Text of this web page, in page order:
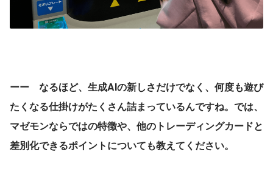
ーー　なるほど、生成AIの新しさだけでなく、何度も遊び
たくなる仕掛けがたくさん詰まっているんですね。では、
マゼモンならではの特徴や、他のトレーディングカードと
差別化できるポイントについても教えてください。